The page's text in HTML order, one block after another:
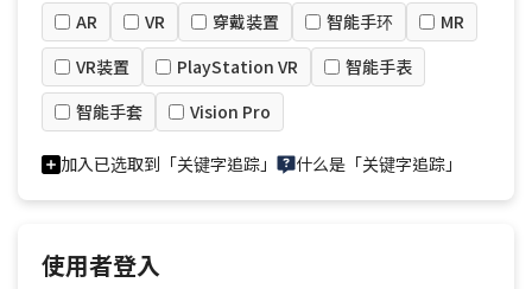
AR
VR 穿戴装置 智能手环
MR
VR装置
PlayStation VR
智能手表
智能手套
Vision Pro
加入已选取到「关键字追踪」 什么是「关键字追踪」
使用者登入